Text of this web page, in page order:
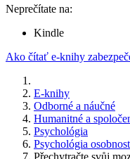
Neprečítate na:
Kindle
Ako čítať e-knihy
E-knihy
Odborné a náučné
Humanitné a
Psychológia
Psychológia
Přechytračte svůj